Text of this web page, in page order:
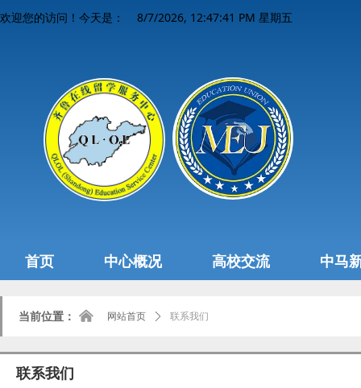
8/7/2026, 12:47:41 PM 星期五
欢迎您的访问！今天是：
首页 中心概况 高校交流 中马
当前位置： 网站首页 ꄲ 联系我们
낀
联系我们